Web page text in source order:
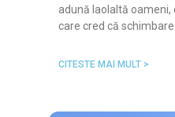
adună laolaltă
care cred că
CITESTE MAI MULT >